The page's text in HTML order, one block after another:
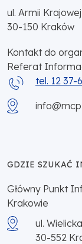
ul. Armii
30-150 Kraków
Kontakt do
Referat
tel. 12 37-
GDZIE SZUKAĆ
Główny Punkt
Krakowie
ul.
30-552